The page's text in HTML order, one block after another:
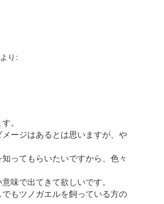
より:
。
ージはあるとは思いますが、や
ってもらいたいですから、色々
味で出てきて欲しいです。
もツノガエルを飼っている方の